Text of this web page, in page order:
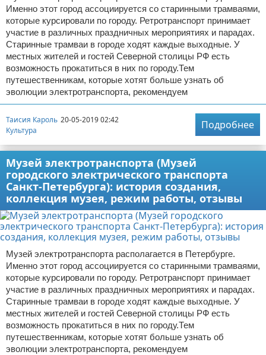
Именно этот город ассоциируется со старинными трамваями,
которые курсировали по городу. Ретротранспорт принимает
участие в различных праздничных мероприятиях и парадах.
Старинные трамваи в городе ходят каждые выходные. У
местных жителей и гостей Северной столицы РФ есть
возможность прокатиться в них по городу.Тем
путешественникам, которые хотят больше узнать об
эволюции электротранспорта, рекомендуем
Таисия Кароль 20-05-2019 02:42
Культура
Подробнее
Музей электротранспорта (Музей
городского электрического транспорта
Санкт-Петербурга): история создания,
коллекция музея, режим работы, отзывы
Музей электротранспорта располагается в Петербурге.
Именно этот город ассоциируется со старинными трамваями,
которые курсировали по городу. Ретротранспорт принимает
участие в различных праздничных мероприятиях и парадах.
Старинные трамваи в городе ходят каждые выходные. У
местных жителей и гостей Северной столицы РФ есть
возможность прокатиться в них по городу.Тем
путешественникам, которые хотят больше узнать об
эволюции электротранспорта, рекомендуем